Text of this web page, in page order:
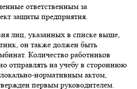
ответственным за
защиты предприятия.
лиц, указанных в списке выше,
он также должен быть
Количество работников
отправлять на учебу в стороннюю
нормативным актом,
первым руководителем.